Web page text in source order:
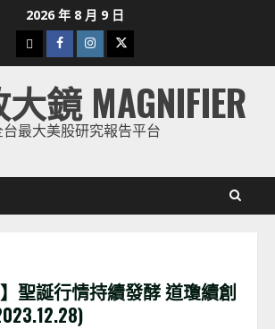
2026 年 8 月 9 日
下
載
美
股
Facebook
Instagram
Twitter
鏡 MAGNIFIER
台最大美股研究報告平台
】聖誕行情持續發酵 道瓊續創